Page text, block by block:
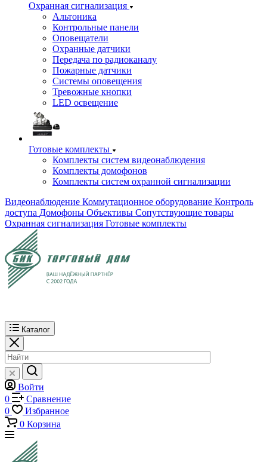
Охранная сигнализация
Альтоника
Контрольные панели
Оповещатели
Охранные датчики
Передача по радиоканалу
Пожарные датчики
Системы оповещения
Тревожные кнопки
LED освещение
Готовые комплекты
Комплекты систем видеонаблюдения
Комплекты домофонов
Комплекты систем охранной сигнализации
Видеонаблюдение Коммутационное оборудование Контроль
доступа Домофоны Объективы Сопутствующие товары
Охранная сигнализация Готовые комплекты
Каталог
Войти
0
Сравнение
0
Избранное
0 Корзина